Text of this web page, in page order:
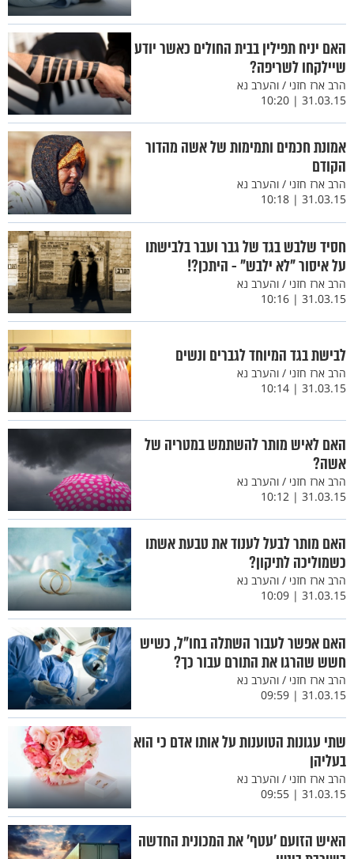
האם יניח תפילין בבית החולים כאשר יודע
שיילקחו לשריפה?
הרב ארז חזני / והערב נא
31.03.15 | 10:20
אמונת חכמים ותמימות של אשה מהדור
הקודם
הרב ארז חזני / והערב נא
31.03.15 | 10:18
חסיד שלבש בגד של גבר ועבר בלבישתו
על איסור "לא ילבש" - היתכן?!
הרב ארז חזני / והערב נא
31.03.15 | 10:16
לבישת בגד המיוחד לגברים ונשים
הרב ארז חזני / והערב נא
31.03.15 | 10:14
האם לאיש מותר להשתמש במטריה של
אשה?
הרב ארז חזני / והערב נא
31.03.15 | 10:12
האם מותר לבעל לענוד את טבעת אשתו
כשמוליכה לתיקון?
הרב ארז חזני / והערב נא
31.03.15 | 10:09
האם אפשר לעבור השתלה בחו"ל, כשיש
חשש שהרגו את התורם עבור כך?
הרב ארז חזני / והערב נא
31.03.15 | 09:59
שתי עגונות הטוענות על אותו אדם כי הוא
בעליהן
הרב ארז חזני / והערב נא
31.03.15 | 09:55
האיש הזועם 'עטף' את המכונית החדשה